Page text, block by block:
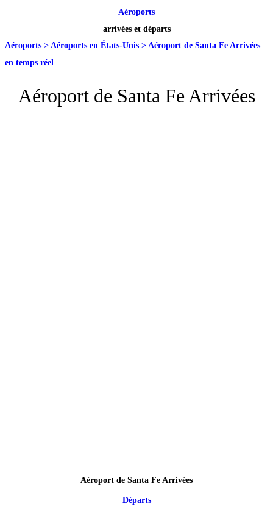
Aéroports
arrivées et départs
Aéroports > Aéroports en États-Unis > Aéroport de Santa Fe Arrivées
en temps réel
Aéroport de Santa Fe Arrivées
Aéroport de Santa Fe Arrivées
Départs